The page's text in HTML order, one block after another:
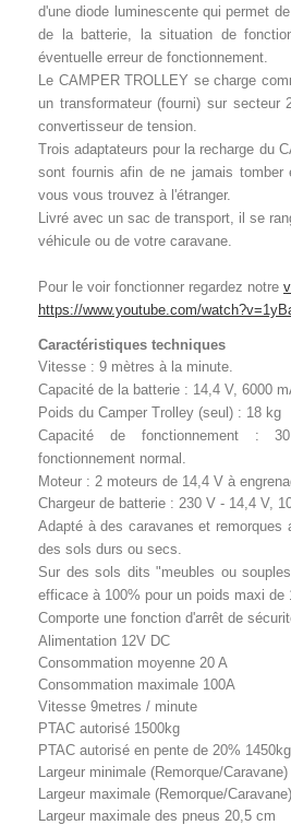
d'une diode luminescente qui permet
de la batterie, la situation de
éventuelle erreur de fonctionnement.
Le CAMPER TROLLEY se charge
un transformateur (fourni) sur secteur
convertisseur de tension.
Trois adaptateurs pour la recharge du
sont fournis afin de ne jamais tomber
vous vous trouvez à l'étranger.
Livré avec un sac de transport, il se
véhicule ou de votre caravane.
Pour le voir fonctionner regardez notre
https://www.youtube.com/
Caractéristiques techniques
Vitesse : 9 mètres à la minute.
Capacité de la batterie : 14,4 V, 6000
Poids du Camper Trolley (seul) : 18 kg
Capacité de fonctionnement :
fonctionnement normal.
Moteur : 2 moteurs de 14,4 V à
Chargeur de batterie : 230 V - 14,4 V,
Adapté à des caravanes et remorques
des sols durs ou secs.
Sur des sols dits "meubles ou
efficace à 100% pour un poids maxi de
Comporte une fonction d'arrêt de
Alimentation 12V DC
Consommation moyenne 20 A
Consommation maximale 100A
Vitesse 9metres / minute
PTAC autorisé 1500kg
PTAC autorisé en pente de 20% 1450kg
Largeur minimale (Remorque/
Largeur maximale (Remorque/
Largeur maximale des pneus 20,5 cm